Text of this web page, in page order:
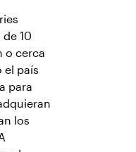
10
o cerca
el país
para
los